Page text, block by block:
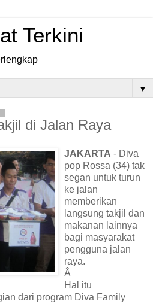
Terkini
▼
di Jalan Raya
JAKARTA - Diva
pop Rossa (34) tak
segan untuk turun
ke jalan
memberikan
langsung takjil dan
makanan lainnya
bagi masyarakat
pengguna jalan
raya.
Â
Hal itu
dari program Diva Family